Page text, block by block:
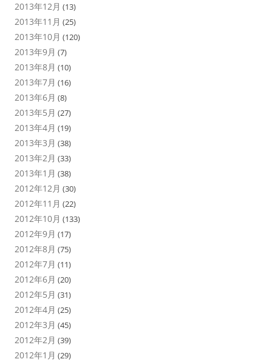
2013年12月 (13)
2013年11月 (25)
2013年10月 (120)
2013年9月 (7)
2013年8月 (10)
2013年7月 (16)
2013年6月 (8)
2013年5月 (27)
2013年4月 (19)
2013年3月 (38)
2013年2月 (33)
2013年1月 (38)
2012年12月 (30)
2012年11月 (22)
2012年10月 (133)
2012年9月 (17)
2012年8月 (75)
2012年7月 (11)
2012年6月 (20)
2012年5月 (31)
2012年4月 (25)
2012年3月 (45)
2012年2月 (39)
2012年1月 (29)